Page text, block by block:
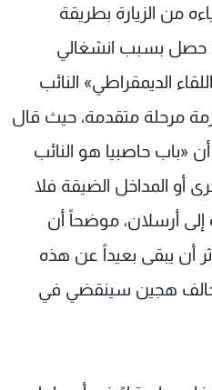
من الزيارة بطريقة
حصل بسبب انشغالي
الديمقراطي» النائب
مرحلة متقدمة، حيث قال
أن «باب حاصبيا هو النائب
أو المداخل الضيقة فلا
إلى أرسلان، موضحاً أن
أن يبقى بعيداً عن هذه
تحالف هجين سينقضي في